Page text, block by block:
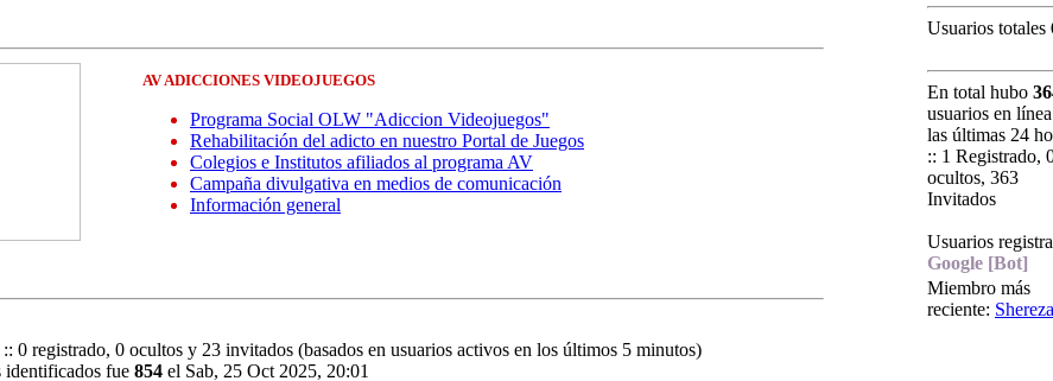
AV ADICCIONES VIDEOJUEGOS
Programa Social OLW "Adiccion Videojuegos"
Rehabilitación del adicto en nuestro Portal de Juegos
Colegios e Institutos afiliados al programa AV
Campaña divulgativa en medios de comunicación
Información general
0 registrado, 0 ocultos y 23 invitados (basados en usuarios activos en los últimos 5 minutos)
identificados fue 854 el Sab, 25 Oct 2025, 20:01
Usuarios totales
En total hubo
usuarios en
las últimas 24
:: 1 Registrado,
ocultos, 363
Invitados
Usuarios
Google [Bot]
Miembro más
reciente: